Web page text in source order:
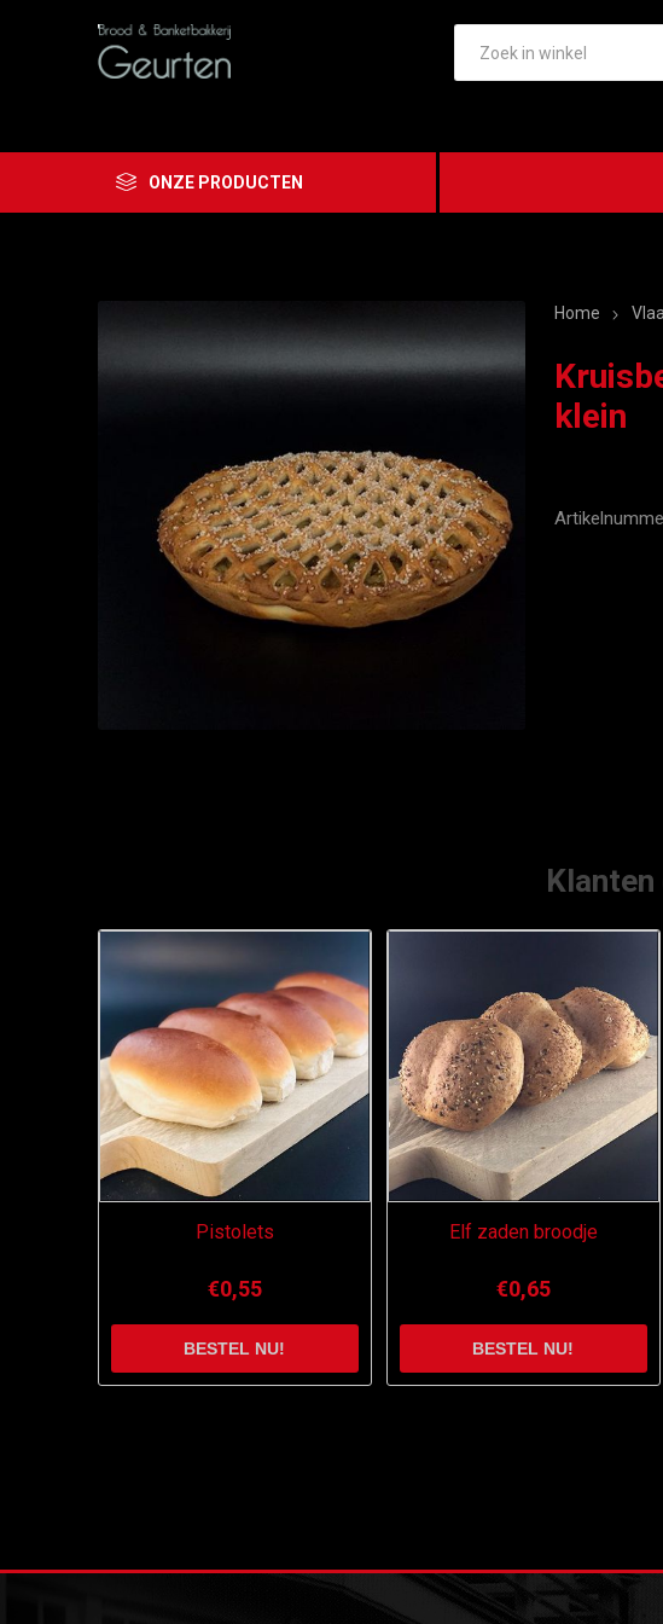
ONZE PRODUCTEN
Home
klein
Pistolets
€0,55
Elf zaden broodje
€0,65